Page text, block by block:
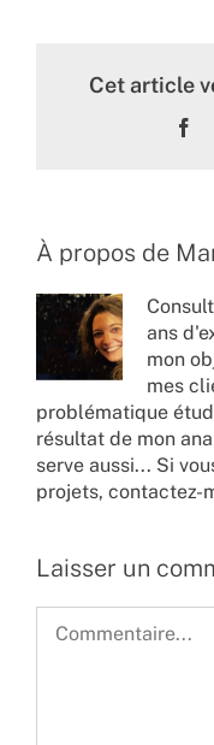
Cet article
À propos de
ans
mon
mes
problématique
résultat de mon
serve aussi... Si
projets, contactez-
Laisser un